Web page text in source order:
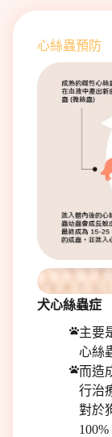
心絲蟲預防
犬心絲蟲症
主要
心絲
而造
行治
對於